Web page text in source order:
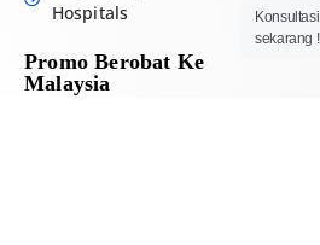
Hospitals
Promo Berobat Ke
Malaysia
sekarang !